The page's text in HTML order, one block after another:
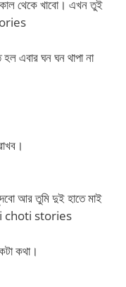
থেকে খাবো। এখন তুই
এবার ঘন ঘন থাপা না
আর তুমি দুই হাতে মাই
choti stories
কথা।